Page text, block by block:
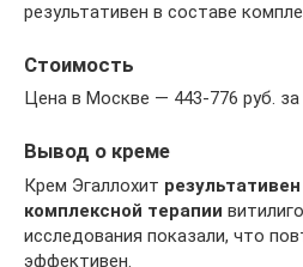
результативен в составе
Стоимость
Цена в Москве — 443-776 руб. за
Вывод о креме
Крем Эгаллохит
комплексной терапии
исследования показали, что
эффективен.